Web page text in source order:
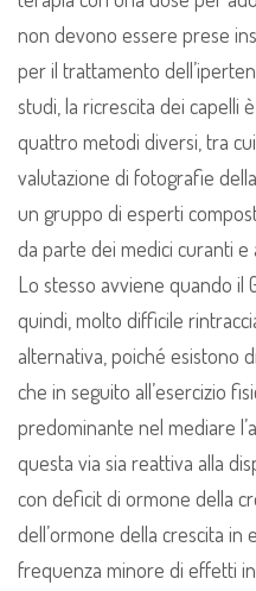
non devono essere prese
per il trattamento
studi, la ricrescita dei capelli
quattro metodi diversi, tra
valutazione di fotografie
un gruppo di esperti
da parte dei medici curanti
Lo stesso avviene quando il
quindi, molto difficile
alternativa, poiché esistono
che in seguito all’esercizio
predominante nel mediare
questa via sia reattiva alla
con deficit di ormone della
dell’ormone della crescita in
frequenza minore di effetti